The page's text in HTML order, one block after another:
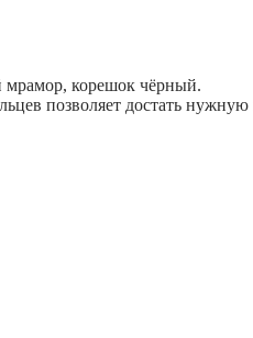
мрамор, корешок чёрный.
позволяет достать